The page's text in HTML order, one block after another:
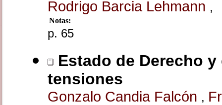
Rodrigo Barcia Lehmann ,
Notas:
p. 65
Estado de Derecho
tensiones
Gonzalo Candia Falcón ,